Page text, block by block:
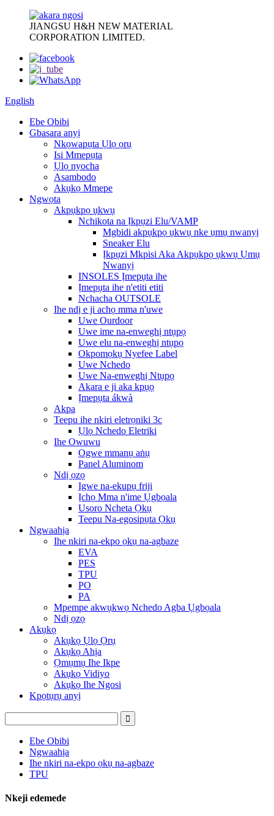
JIANGSU H&H NEW MATERIAL
CORPORATION LIMITED.
English
Ebe Obibi
Gbasara anyị
Nkọwapụta Ụlọ ọrụ
Isi Mmepụta
Ụlọ nyocha
Asambodo
Akụkọ Mmepe
Ngwọta
Akpụkpọ ụkwụ
Nchikota na Ịkpụzi Elu/VAMP
Mgbidi akpụkpọ ụkwụ nke ụmụ nwanyị
Sneaker Elu
Ịkpụzi Mkpisi Aka Akpụkpọ ụkwụ Ụmụ
Nwanyị
INSOLES Ịmepụta ihe
Ịmepụta ihe n'etiti etiti
Nchacha OUTSOLE
Ihe ndị e ji achọ mma n'uwe
Uwe Ourdoor
Uwe ime na-enweghị ntụpọ
Uwe elu na-enweghị ntụpọ
Okpomọkụ Nyefee Label
Uwe Nchedo
Uwe Na-enweghị Ntụpọ
Akara e ji aka kpụọ
Ịmepụta ákwà
Akpa
Teepu ihe nkiri eletrọniki 3c
Ụlọ Nchedo Eletriki
Ihe Owuwu
Ogwe mmanụ aṅụ
Panel Aluminom
Ndị ọzọ
Igwe na-ekupụ friji
Ịchọ Mma n'ime Ụgbọala
Usoro Ncheta Ọkụ
Teepu Na-egosipụta Ọkụ
Ngwaahịa
Ihe nkiri na-ekpo ọkụ na-agbaze
EVA
PES
TPU
PO
PA
Mpempe akwụkwọ Nchedo Agba Ụgbọala
Ndị ọzọ
Akụkọ
Akụkọ Ụlọ Ọrụ
Akụkọ Ahịa
Ọmụmụ Ihe Ikpe
Akụkọ Vidiyo
Akụkọ Ihe Ngosi
Kpọtụrụ anyị
Ebe Obibi
Ngwaahịa
Ihe nkiri na-ekpo ọkụ na-agbaze
TPU
Nkeji edemede